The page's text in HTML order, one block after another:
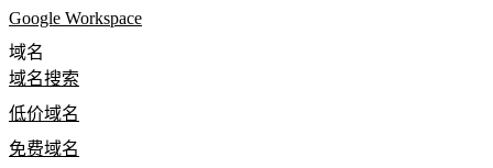
Google Workspace
域名
域名搜索
低价域名
免费域名